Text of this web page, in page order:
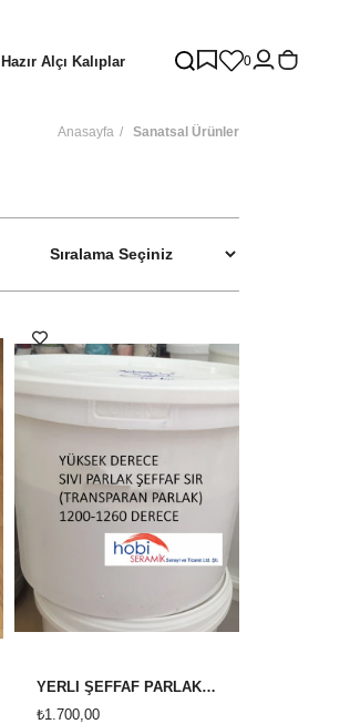
Hazır Alçı Kalıplar 0
Anasayfa Sanatsal Ürünler
YERLİ ŞEFFAF PARLAK SIVI SIR *YÜKSEK DERECE *( 1200-1260 ) 10KG
₺1.700,00